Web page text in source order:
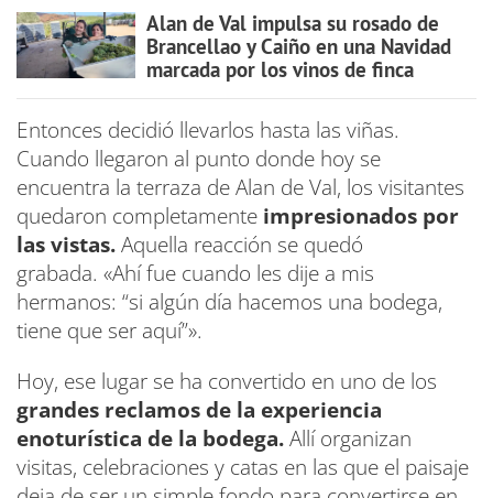
Alan de Val impulsa su rosado de
Brancellao y Caiño en una Navidad
marcada por los vinos de finca
Entonces decidió llevarlos hasta las viñas.
Cuando llegaron al punto donde hoy se
encuentra la terraza de Alan de Val, los visitantes
quedaron completamente impresionados por
las vistas.Aquella reacción se quedó
grabada. «Ahí fue cuando les dije a mis
hermanos: “si algún día hacemos una bodega,
tiene que ser aquí”».
Hoy, ese lugar se ha convertido en uno de los
grandes reclamos de la experiencia
enoturística de la bodega.Allí organizan
visitas, celebraciones y catas en las que el paisaje